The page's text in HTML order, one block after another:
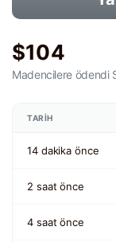
$104
Madencilere ödendi
TARIH
14 dakika önce
2 saat önce
4 saat önce